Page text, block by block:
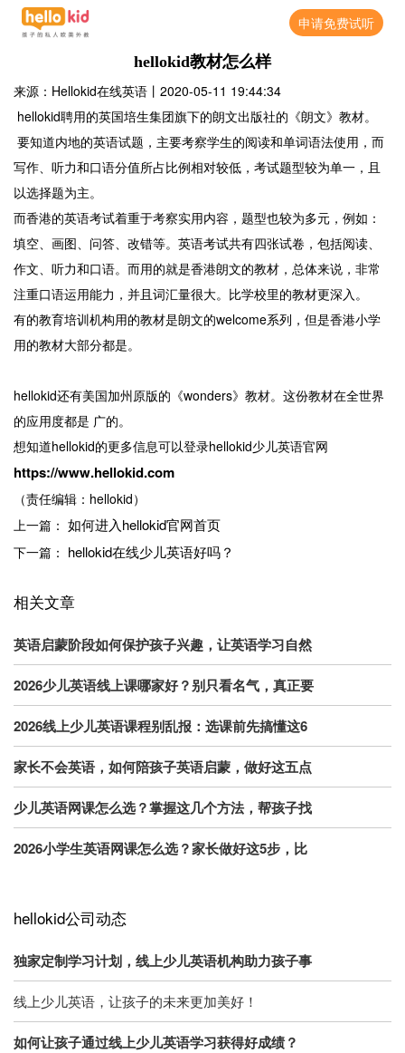
申请免费试听
hellokid教材怎么样
来源：Hellokid在线英语 丨 2020-05-11 19:44:34
hellokid聘用的英国培生集团旗下的朗文出版社的《朗文》教材。
要知道内地的英语试题，主要考察学生的阅读和单词语法使用，而
写作、听力和口语分值所占比例相对较低，考试题型较为单一，且
以选择题为主。
而香港的英语考试着重于考察实用内容，题型也较为多元，例如：
填空、画图、问答、改错等。英语考试共有四张试卷，包括阅读、
作文、听力和口语。而用的就是香港朗文的教材，总体来说，非常
注重口语运用能力，并且词汇量很大。比学校里的教材更深入。
有的教育培训机构用的教材是朗文的welcome系列，但是香港小学
用的教材大部分都是。
hellokid还有美国加州原版的《wonders》教材。这份教材在全世界
的应用度都是 广的。
想知道hellokid的更多信息可以登录hellokid少儿英语官网
https://www.hellokid.com
（责任编辑：hellokid）
上一篇： 如何进入hellokid官网首页
下一篇： hellokid在线少儿英语好吗？
相关文章
英语启蒙阶段如何保护孩子兴趣，让英语学习自然
2026少儿英语线上课哪家好？别只看名气，真正要
2026线上少儿英语课程别乱报：选课前先搞懂这6
家长不会英语，如何陪孩子英语启蒙，做好这五点
少儿英语网课怎么选？掌握这几个方法，帮孩子找
2026小学生英语网课怎么选？家长做好这5步，比
hellokid公司动态
独家定制学习计划，线上少儿英语机构助力孩子事
线上少儿英语，让孩子的未来更加美好！
如何让孩子通过线上少儿英语学习获得好成绩？